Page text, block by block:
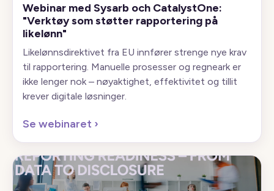
Webinar med Sysarb och CatalystOne:
"Verktøy som støtter rapportering på
likelønn"
Likelønnsdirektivet fra EU innfører strenge nye krav
til rapportering. Manuelle prosesser og regneark er
ikke lenger nok – nøyaktighet, effektivitet og tillit
krever digitale løsninger.
Se webinaret ›